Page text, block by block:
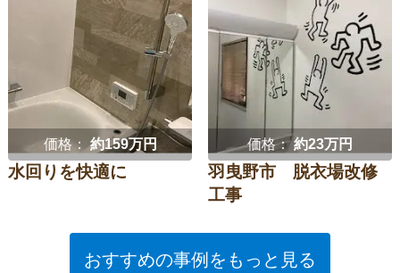
価格：約159万円
水回りを快適に
価格：約23万円
羽曳野市 脱衣場改修
工事
おすすめの事例をもっと見る